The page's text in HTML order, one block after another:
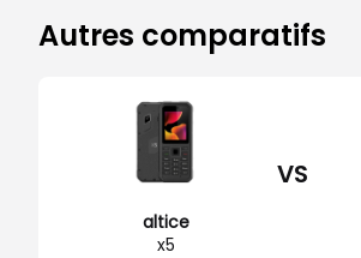
Autres comparatifs
altice
x5
VS